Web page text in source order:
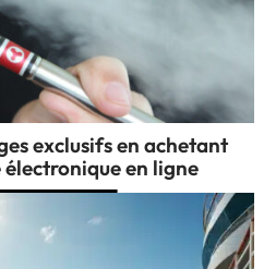
exclusifs en achetant
en ligne